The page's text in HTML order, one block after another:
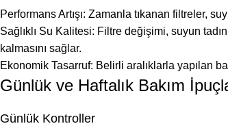
Performans Artışı: Zamanla tıkanan filtreler,
Sağlıklı Su Kalitesi: Filtre değişimi, suyun
kalmasını sağlar.
Ekonomik Tasarruf: Belirli aralıklarla yapılan
Günlük ve Haftalık Bakım
Günlük Kontroller